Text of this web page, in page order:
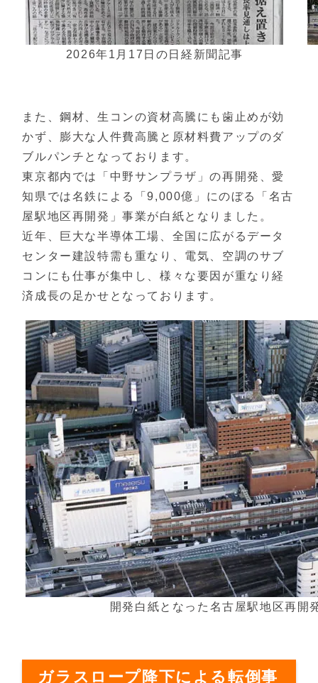
2026年1月17日の日経新聞記事
また、鋼材、生コンの資材高騰にも歯止めが効
かず、膨大な人件費高騰と原材料費アップのダ
ブルパンチとなっております。
東京都内では「中野サンプラザ」の再開発、愛
知県では名鉄による「9,000億」にのぼる「名古
屋駅地区再開発」事業が白紙となりました。
近年、巨大な半導体工場、全国に広がるデータ
センター建設特需も重なり、電気、空調のサブ
コンにも仕事が集中し、様々な要因が重なり経
済成長の足かせとなっております。
開発白紙となった名古屋駅地区再開
ガラスロープ降下による転倒事